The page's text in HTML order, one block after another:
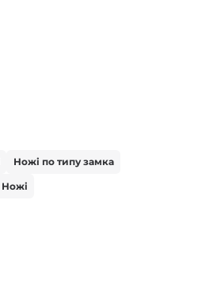
Ножі по типу замка
Ножі